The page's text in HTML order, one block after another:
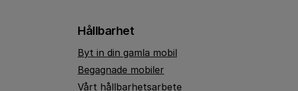
Hållbarhet
Byt in din gamla mobil
Begagnade mobiler
Vårt hållbarhetsarbete